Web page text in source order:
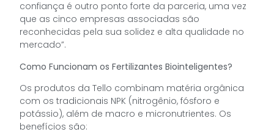
confiança é outro ponto forte da parceria, uma vez
que as cinco empresas associadas são
reconhecidas pela sua solidez e alta qualidade no
mercado”.
Como Funcionam os Fertilizantes Biointeligentes?
Os produtos da Tello combinam matéria orgânica
com os tradicionais NPK (nitrogênio, fósforo e
potássio), além de macro e micronutrientes. Os
benefícios são: